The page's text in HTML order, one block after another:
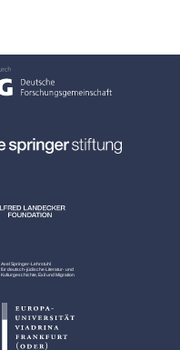
Axel Springer-Lehrstuhl
für deutsch-jüdische Literatur- und
Kulturgeschichte, Exil und Migration